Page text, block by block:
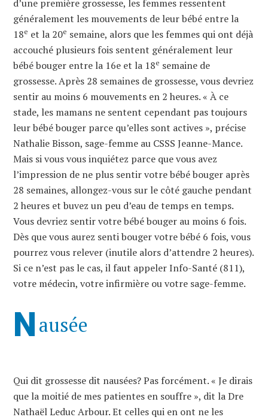
d’une première grossesse, les femmes ressentent
généralement les mouvements de leur bébé entre la
18e et la 20e semaine, alors que les femmes qui ont déjà
accouché plusieurs fois sentent généralement leur
bébé bouger entre la 16e et la 18e semaine de
grossesse. Après 28 semaines de grossesse, vous devriez
sentir au moins 6 mouvements en 2 heures. « À ce
stade, les mamans ne sentent cependant pas toujours
leur bébé bouger parce qu’elles sont actives », précise
Nathalie Bisson, sage-femme au CSSS Jeanne-Mance.
Mais si vous vous inquiétez parce que vous avez
l’impression de ne plus sentir votre bébé bouger après
28 semaines, allongez-vous sur le côté gauche pendant
2 heures et buvez un peu d’eau de temps en temps.
Vous devriez sentir votre bébé bouger au moins 6 fois.
Dès que vous aurez senti bouger votre bébé 6 fois, vous
pourrez vous relever (inutile alors d’attendre 2 heures).
Si ce n’est pas le cas, il faut appeler Info-Santé (811),
votre médecin, votre infirmière ou votre sage-femme.
Nausée
Qui dit grossesse dit nausées? Pas forcément. « Je dirais
que la moitié de mes patientes en souffre », dit la Dre
Nathaël Leduc Arbour. Et celles qui en ont ne les